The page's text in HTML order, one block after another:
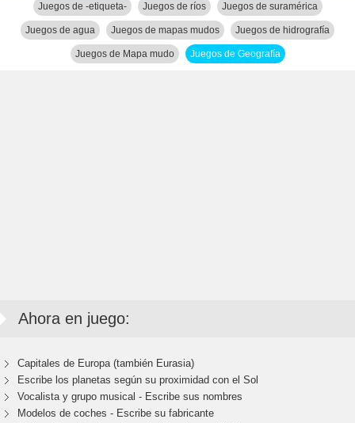
Juegos de -etiqueta- Juegos de ríos Juegos de suramérica
Juegos de agua Juegos de mapas mudos Juegos de hidrografía
Juegos de Mapa mudo Juegos de Geografía
Ahora en juego:
Capitales de Europa (también Eurasia)
Escribe los planetas según su proximidad con el Sol
Vocalista y grupo musical - Escribe sus nombres
Modelos de coches - Escribe su fabricante